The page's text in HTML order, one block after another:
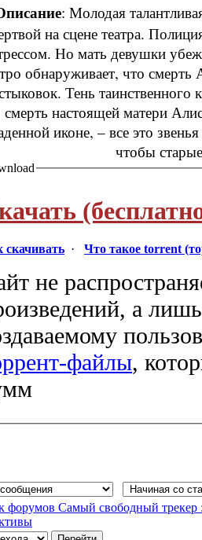
: Молодая
на сцене театра.
Но мать девушки
обнаруживает, что смерть
Тень
смерть настоящей матери
иконе, – все это
чтобы
скачивать · Что такое torrent
не
а
файлы,
форумов Самый свободный трекер